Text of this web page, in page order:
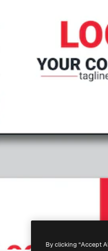
By clicking “Accept